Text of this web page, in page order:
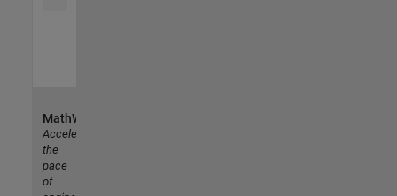
MathWorks
Accelerating
the
pace
of